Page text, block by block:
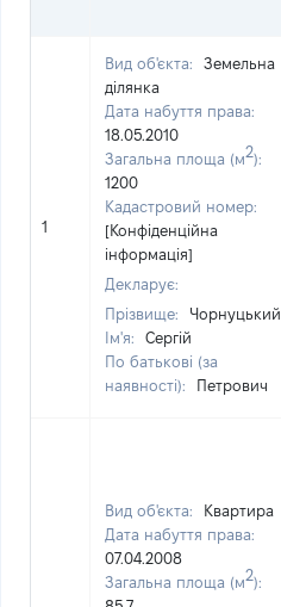
1
Вид об'єкта:
Земельна
ділянка
Дата набуття права:
18.05.2010
Загальна площа (м2):
1200
Кадастровий номер:
[Конфіденційна
інформація]
Декларує:
Прізвище:
Чорнуцький
Ім'я:
Сергій
По батькові (за
наявності):
Петрович
Вид об'єкта:
Квартира
Дата набуття права:
07.04.2008
Загальна площа (м2):